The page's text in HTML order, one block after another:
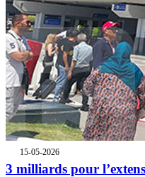
15-05-2026
3 milliards pour